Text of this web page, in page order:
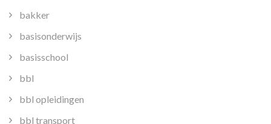
bakker
basisonderwijs
basisschool
bbl
bbl opleidingen
bbl transport